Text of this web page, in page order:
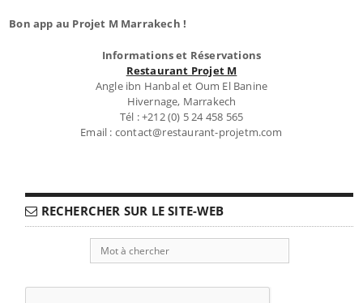
Bon app au Projet M Marrakech !
Informations et Réservations
Restaurant Projet M
Angle ibn Hanbal et Oum El Banine
Hivernage, Marrakech
Tél : +212 (0) 5 24 458 565
Email : contact@restaurant-projetm.com
RECHERCHER SUR LE SITE-WEB